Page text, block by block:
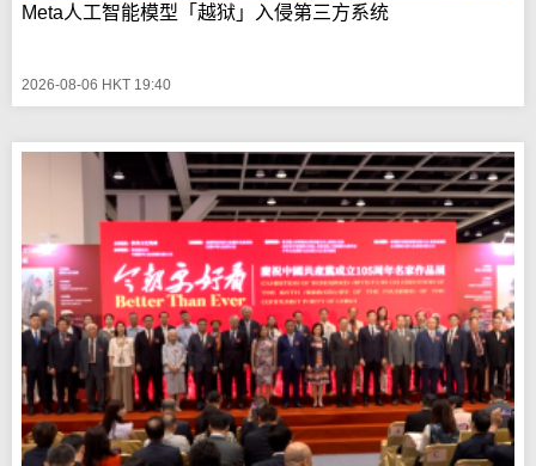
Meta人工智能模型「越狱」入侵第三方系统
2026-08-06 HKT 19:40